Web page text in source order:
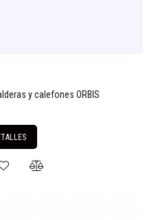
y calefones ORBIS